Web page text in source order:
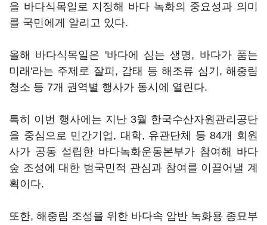
을 바다식목일로 지정해 바다 녹화의 중요성과 의미
를 국민에게 알리고 있다.
올해 바다식목일은 '바다에 심는 생명, 바다가 품는
미래'라는 주제로 잘피, 감태 등 해조류 심기, 해중림
청소 등 7개 권역별 행사가 동시에 열린다.
특히 이번 행사에는 지난 3월 한국수산자원관리공단
을 중심으로 민간기업, 대학, 유관단체 등 84개 회원
사가 공동 설립한 바다녹화운동본부가 참여해 바다
숲 조성에 대한 범국민적 관심과 참여를 이끌어낼 계
획이다.
또한, 해중림 조성을 위한 바다속 암반 녹화용 종묘부